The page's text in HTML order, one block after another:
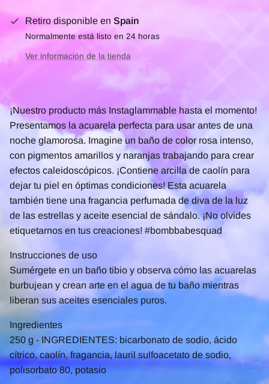
Retiro disponible en Spain
Normalmente está listo en 24 horas
Ver información de la tienda
¡Nuestro producto más Instaglammable hasta el momento!
Presentamos la acuarela perfecta para usar antes de una
noche glamorosa. Imagine un baño de color rosa intenso,
con pigmentos amarillos y naranjas trabajando para crear
efectos caleidoscópicos. ¡Contiene arcilla de caolín para
dejar tu piel en óptimas condiciones! Esta acuarela
también tiene una fragancia perfumada de diva de la luz
de las estrellas y aceite esencial de sándalo. ¡No olvides
etiquetarnos en tus creaciones! #bombbabesquad
Instrucciones de uso
Sumérgete en un baño tibio y observa cómo las acuarelas
burbujean y crean arte en el agua de tu baño mientras
liberan sus aceites esenciales puros.
Ingredientes
250 g - INGREDIENTES: bicarbonato de sodio, ácido
cítrico, caolín, fragancia, lauril sulfoacetato de sodio,
polisorbato 80, potasio